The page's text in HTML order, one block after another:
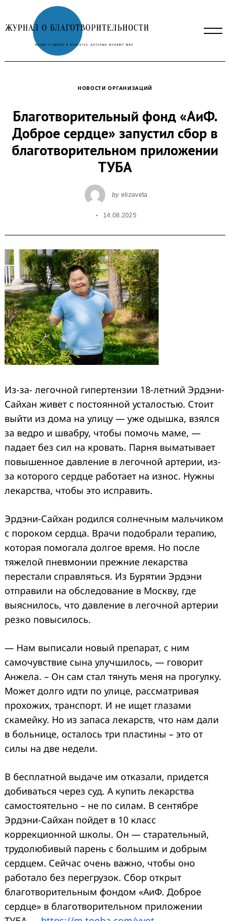
to
content
НОВОСТИ ОРГАНИЗАЦИЙ
Благотворительный фонд «АиФ.
Доброе сердце» запустил сбор в
благотворительном приложении
ТУБА
by elizaveta
14.08.2025
Из-за- легочной гипертензии 18-летний Эрдэни-
Сайхан живет с постоянной усталостью. Стоит
выйти из дома на улицу — уже одышка, взялся
за ведро и швабру, чтобы помочь маме, —
падает без сил на кровать. Парня выматывает
повышенное давление в легочной артерии, из-
за которого сердце работает на износ. Нужны
лекарства, чтобы это исправить.
Эрдэни-Сайхан родился солнечным мальчиком
с пороком сердца. Врачи подобрали терапию,
которая помогала долгое время. Но после
тяжелой пневмонии прежние лекарства
перестали справляться. Из Бурятии Эрдэни
отправили на обследование в Москву, где
выяснилось, что давление в легочной артерии
резко повысилось.
— Нам выписали новый препарат, с ним
самочувствие сына улучшилось, — говорит
Анжела. – Он сам стал тянуть меня на прогулку.
Может долго идти по улице, рассматривая
прохожих, транспорт. И не ищет глазами
скамейку. Но из запаса лекарств, что нам дали
в больнице, осталось три пластины – это от
силы на две недели.
В бесплатной выдаче им отказали, придется
добиваться через суд. А купить лекарства
самостоятельно – не по силам. В сентябре
Эрдэни-Сайхан пойдет в 10 класс
коррекционной школы. Он — старательный,
трудолюбивый парень с большим и добрым
сердцем. Сейчас очень важно, чтобы оно
работало без перегрузок. Сбор открыт
благотворительным фондом «АиФ. Доброе
сердце» в благотворительном приложении